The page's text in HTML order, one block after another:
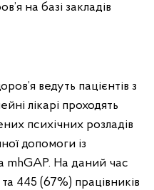
на базі закладів
ведуть пацієнтів з
лікарі проходять
психічних розладів
допомоги із
mhGAP. На даний час
445 (67%) працівників